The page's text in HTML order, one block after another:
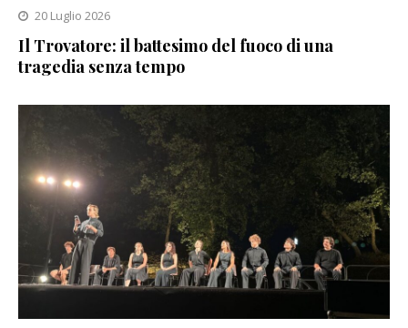
20 Luglio 2026
Il Trovatore: il battesimo del fuoco di una
tragedia senza tempo